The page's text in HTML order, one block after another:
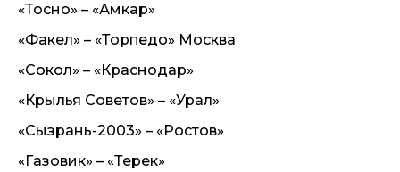
«Тосно» – «Амкар»
«Факел» – «Торпедо» Москва
«Сокол» – «Краснодар»
«Крылья Советов» – «Урал»
«Сызрань-2003» – «Ростов»
«Газовик» – «Терек»